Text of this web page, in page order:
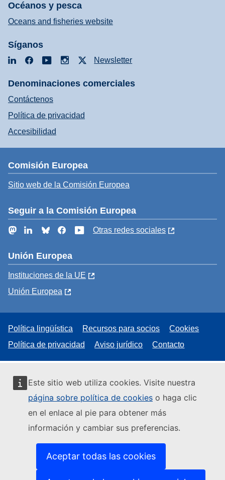
Este sitio web utiliza cookies. Visite nuestra
página sobre política de cookies o haga clic
en el enlace al pie para obtener más
información y cambiar sus preferencias.
Aceptar todas las cookies
Océanos y pesca
Oceans and fisheries website
Síganos
LinkedInFacebookYouTubeInstagramNewsletter
Denominaciones comerciales
Contáctenos
Política de privacidad
Accesibilidad
Comisión Europea
Sitio web de la Comisión Europea
Seguir a la Comisión Europea
MastodonLinkedInBlueskyFacebookYouTube
Otras redes sociales
Unión Europea
Instituciones de la UE
Unión Europea
Política lingüística Recursos para socios
Cookies
Política de privacidad
Aviso jurídico Contacto